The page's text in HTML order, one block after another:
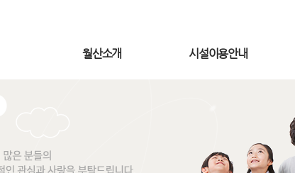
월산소개 시설이용안내